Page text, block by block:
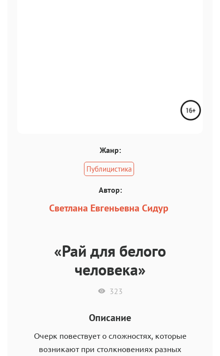
Жанр:
Публицистика
Автор:
Светлана Евгеньевна Сидур
«Рай для белого
человека»
323
Описание
Очерк повествует о сложностях, которые
возникают при столкновениях разных